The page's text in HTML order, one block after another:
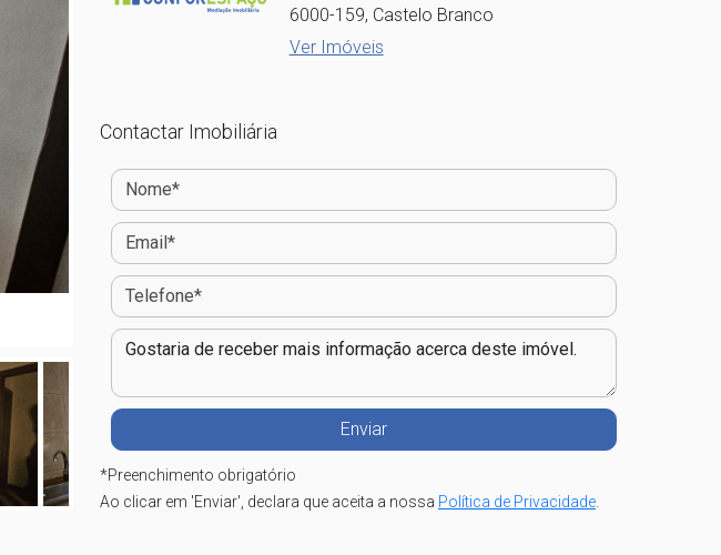
6000-159, Castelo Branco
Ver Imóveis
Contactar Imobiliária
*Preenchimento obrigatório
Ao clicar em 'Enviar', declara que aceita a nossa Política de Privacidade